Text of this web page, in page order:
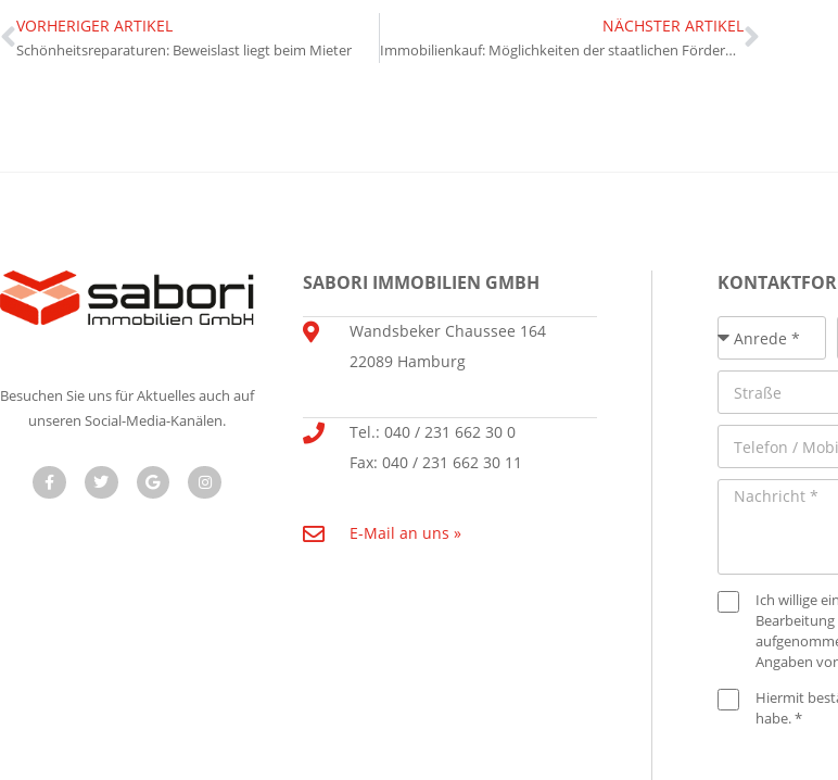
VORHERIGER ARTIKEL
Schönheitsreparaturen: Beweislast liegt beim Mieter
NÄCHSTER ARTIKEL
Immobilienkauf: Möglichkeiten der staatlichen Förderung
Besuchen Sie uns für Aktuelles auch auf
unseren Social-Media-Kanälen.
SABORI IMMOBILIEN GMBH
Wandsbeker Chaussee 164
22089 Hamburg
Tel.: 040 / 231 662 30 0
Fax: 040 / 231 662 30 11
E-Mail an uns »
Ich willige
Angaben
Hiermit
habe. *